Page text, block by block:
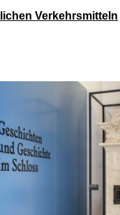
Verkehrsmitteln